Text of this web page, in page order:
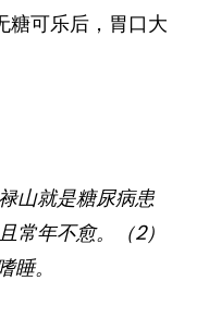
糖可乐后，胃口大
山就是糖尿病患
常年不愈。（2）
。